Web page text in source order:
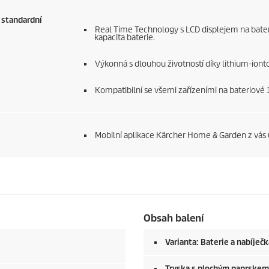
standardní
Real Time Technology s LCD displejem na
kapacita baterie.
Výkonná s dlouhou životností díky lithium-
Kompatibilní se všemi zařízeními na
Mobilní aplikace Kärcher Home & Garden z
Obsah balení
Varianta: Baterie a